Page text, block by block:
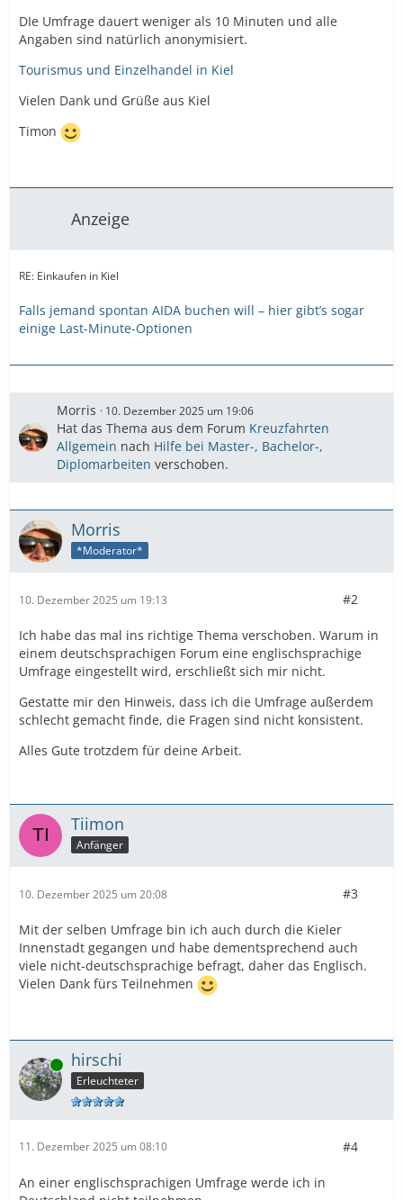
DIe Umfrage dauert weniger als 10 Minuten und alle
Angaben sind natürlich anonymisiert.
Tourismus und Einzelhandel in Kiel
Vielen Dank und Grüße aus Kiel
Timon
Anzeige
RE: Einkaufen in Kiel
Falls jemand spontan AIDA buchen will – hier gibt’s sogar
einige Last-Minute-Optionen
Morris 10. Dezember 2025 um 19:06
Hat das Thema aus dem Forum Kreuzfahrten
Allgemein nach Hilfe bei Master-, Bachelor-,
Diplomarbeiten verschoben.
Morris
*Moderator*
10. Dezember 2025 um 19:13 #2
Ich habe das mal ins richtige Thema verschoben. Warum in
einem deutschsprachigen Forum eine englischsprachige
Umfrage eingestellt wird, erschließt sich mir nicht.
Gestatte mir den Hinweis, dass ich die Umfrage außerdem
schlecht gemacht finde, die Fragen sind nicht konsistent.
Alles Gute trotzdem für deine Arbeit.
Tiimon
Anfänger
10. Dezember 2025 um 20:08 #3
Mit der selben Umfrage bin ich auch durch die Kieler
Innenstadt gegangen und habe dementsprechend auch
viele nicht-deutschsprachige befragt, daher das Englisch.
Vielen Dank fürs Teilnehmen
Online hirschi
Erleuchteter
11. Dezember 2025 um 08:10 #4
An einer englischsprachigen Umfrage werde ich in